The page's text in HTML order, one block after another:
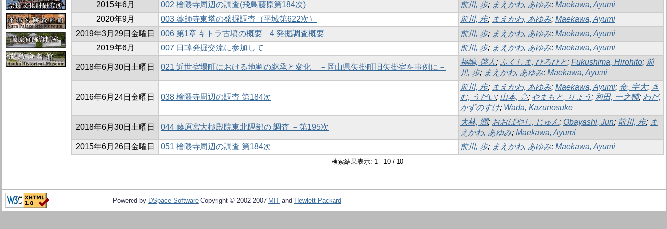
2015年6月
002 檜隈寺周辺の調査(飛鳥藤原第184次) 前川, 歩; まえかわ, あゆみ; Maekawa, Ayumi
2020年9月
003 薬師寺東塔の発掘調査（平城第622次） 前川, 歩; まえかわ, あゆみ; Maekawa, Ayumi
2019年3月29日金曜日
006 第1章 キトラ古墳の概要 4 発掘調査概要 前川, 歩; まえかわ, あゆみ; Maekawa, Ayumi
2019年6月
007 日韓発掘交流に参加して 前川, 歩; まえかわ, あゆみ; Maekawa, Ayumi
2018年6月30日土曜日 021 近世宿場町における地割の継承と変化 －岡山県矢掛町旧矢掛宿を事例に－
福嶋, 啓人 ; ふくしま, ひろひと; Fukushima, Hirohito; 前
川, 歩; まえかわ, あゆみ; Maekawa, Ayumi
2016年6月24日金曜日 038 檜隈寺周辺の調査 第184次
前川, 歩; まえかわ, あゆみ; Maekawa, Ayumi; 金, 宇大; き
む, うだい; 山本, 亮; やまもと, りょう ; 和田, 一之輔; わだ,
かずのすけ; Wada, Kazunosuke
2018年6月30日土曜日 044 藤原宮大極殿院東北隅部の 調査 －第195次
大林, 潤; おおばやし, じゅん; Obayashi, Jun; 前川, 歩; ま
えかわ, あゆみ; Maekawa, Ayumi
2015年6月26日金曜日
051 檜隈寺周辺の調査 第184次 前川, 歩; まえかわ, あゆみ; Maekawa, Ayumi
検索結果表示: 1 - 10 / 10
Powered by DSpace Software Copyright © 2002-2007 MIT and Hewlett-Packard